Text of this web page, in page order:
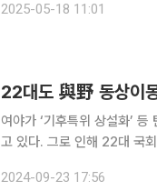
확대할 계획이다.
2025-05-18 11:01
22대도 與野 동상이
여야가 ‘기후특위 상설화’
고 있다. 그로 인해 22대 국
2024-09-23 17:56